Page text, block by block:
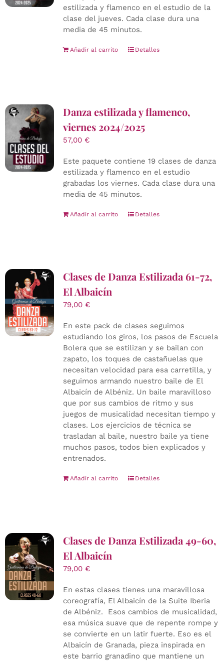
estilizada y flamenco en el estudio de la
clase del jueves. Cada clase dura una
media de 45 minutos.
Añadir al carrito Detalles
Danza estilizada y flamenco,
viernes 2024/2025
57,00 €
Este paquete contiene 19 clases de danza
estilizada y flamenco en el estudio
grabadas los viernes. Cada clase dura una
media de 45 minutos.
Añadir al carrito Detalles
Clases de Danza Estilizada 61-72,
El Albaicín
79,00 €
En este pack de clases seguimos
estudiando los giros, los pasos de Escuela
Bolera que se estilizan y se bailan con
zapato, los toques de castañuelas que
necesitan velocidad para esa carretilla, y
seguimos armando nuestro baile de El
Albaicín de Albéniz. Un baile maravilloso
que por sus cambios de ritmo y sus
juegos de musicalidad necesitan tiempo y
clases. Los ejercicios de técnica se
trasladan al baile, nuestro baile ya tiene
muchos pasos, todos bien explicados y
entrenados.
Añadir al carrito Detalles
Clases de Danza Estilizada 49-60,
El Albaicín
79,00 €
En estas clases tienes una maravillosa
coreografía, El Albaicín de la Suite Iberia
de Albéniz. Esos cambios de musicalidad,
esa música suave que de repente rompe y
se convierte en un latir fuerte. Eso es el
Albaicín de Granada, pieza inspirada en
este barrio granadino que mantiene un